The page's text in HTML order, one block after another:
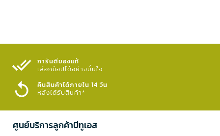
การันตีของแท้
เลือกช้อปได้อย่างมั่นใจ​
คืนสินค้าได้ภายใน 14 วัน
หลังได้รับสินค้า*
ศูนย์บริการลูกค้าบีทูเอส